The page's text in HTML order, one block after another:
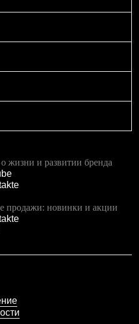
и развитии бренда
продажи: новинки и акции